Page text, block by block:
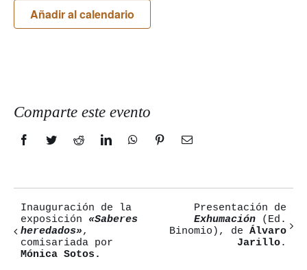
Añadir al calendario
Comparte este evento
FacebookTwitterRedditLinkedInWhatsAppPinterestCorreo
Navegación
del
Evento
Inauguración de la
exposición «Saberes
heredados»,
comisariada por
Mónica Sotos.
Presentación de
Exhumación (Ed.
Binomio), de Álvaro
Jarillo.